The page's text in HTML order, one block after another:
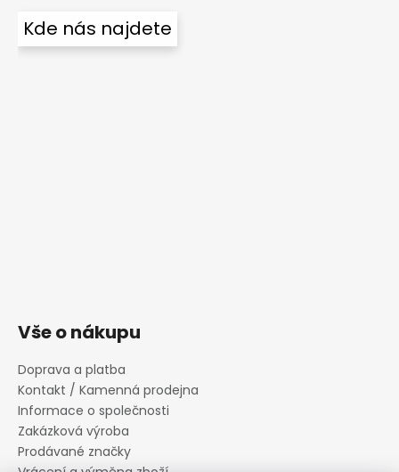
Kde nás najdete
Vše o nákupu
Doprava a platba
Kontakt / Kamenná prodejna
Informace o společnosti
Zakázková výroba
Prodávané značky